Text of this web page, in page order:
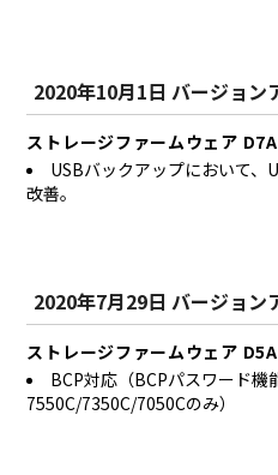
2020年10月1日 バージョン
ストレージファームウェア
USBバックアップにおいて、
改善。
2020年7月29日 バージョン
ストレージファームウェア
BCP対応（BCPパスワード
7550C/7350C/7050Cのみ）